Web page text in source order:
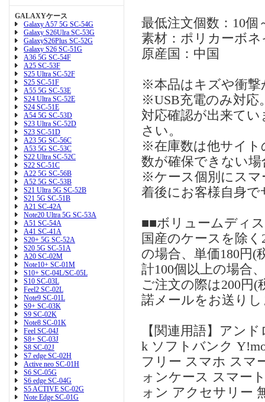
GALAXYケース
Galaxy A57 5G SC-54G
Galaxy S26Ulra SC-53G
GalaxyS26Plus SC-52G
Galaxy S26 SC-51G
A36 5G SC-54F
A25 SC-53F
S25 Ultra SC-52F
S25 SC-51F
A55 5G SC-53E
S24 Ultra SC-52E
S24 SC-51E
A54 5G SC-53D
S23 Ultra SC-52D
S23 SC-51D
A23 5G SC-56C
A53 5G SC-53C
S22 Ultra SC-52C
S22 SC-51C
A22 5G SC-56B
A52 5G SC-53B
S21 Ultra 5G SC-52B
S21 5G SC-51B
A21 SC-42A
Note20 Ultra 5G SC-53A
A51 SC-54A
A41 SC-41A
S20+ 5G SC-52A
S20 5G SC-51A
A20 SC-02M
Note10+ SC-01M
S10+ SC-04L/SC-05L
S10 SC-03L
Feel2 SC-02L
Note9 SC-01L
S9+ SC-03K
S9 SC-02K
Note8 SC-01K
Feel SC-04J
S8+ SC-03J
S8 SC-02J
S7 edge SC-02H
Active neo SC-01H
S6 SC-05G
S6 edge SC-04G
S5 ACTIVE SC-02G
Note Edge SC-01G
最低注文個数：10
素材：ポリカーボネ
原産国：中国
※本品はキズや衝撃
※USB充電のみ対応
対応確認が出来て
さい。
※在庫数は他サイト
数が確保できない
※ケース個別にスマ
着後にお客様自身
■■ボリュームディ
国産のケースを除
の場合、単価180円(
計100個以上の場合
ご注文の際は200円
諾メールをお送り
【関連用語】アン
k ソフトバンク
フリー スマホ スマ
ォンケース スマー
ォン アクセサリー